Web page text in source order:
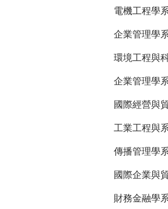
電機工程學
企業管理學
環境工程與
企業管理學
國際經營與
工業工程與
傳播管理學
國際企業與
財務金融學